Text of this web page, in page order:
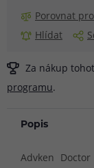
Porovnat
Hlídat
Za nákup
programu.
Popis
Advken